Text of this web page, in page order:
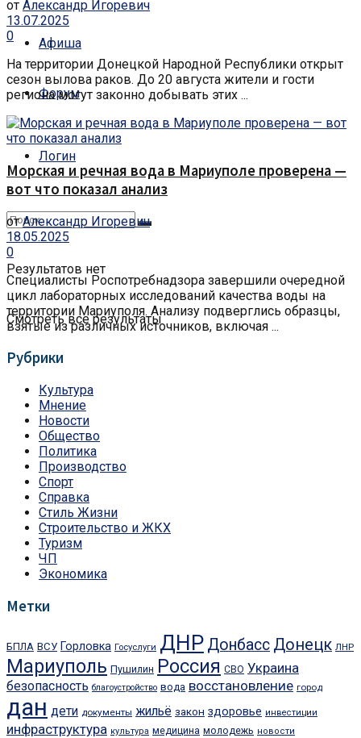
Афиша
Форум
Логин
Результатов нет
Смотреть все результаты
от Александр Игоревич
13.07.2025
0
На территории Донецкой Народной Республики открыт
сезон вылова раков. До 20 августа жители и гости
региона могут законно добывать этих ...
Морская и речная вода в Мариуполе проверена —
вот что показал анализ
от Александр Игоревич
18.05.2025
0
Специалисты Роспотребнадзора завершили очередной
цикл лабораторных исследований качества воды на
территории Мариуполя. Анализу подверглись образцы,
взятые из различных источников, включая ...
Рубрики
Культура
Мнение
Новости
Общество
Политика
Производство
Спорт
Справка
Стиль Жизни
Строительство и ЖКХ
Туризм
ЧП
Экономика
Метки
БПЛА ВСУ Горловка Госуслуги ДНР Донбасс Донецк ЛНР
Мариуполь Пушилин Россия СВО Украина
безопасность благоустройство вода восстановление город
дан дети документы жильё закон здоровье инвестиции
инфраструктура культура медицина молодежь новости